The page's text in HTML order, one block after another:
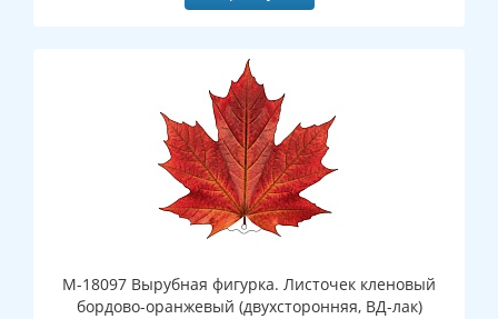
М-18097 Вырубная фигурка. Листочек кленовый
бордово-оранжевый (двухсторонняя, ВД-лак)